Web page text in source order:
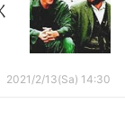
2021/2/13(Sa) 14:30